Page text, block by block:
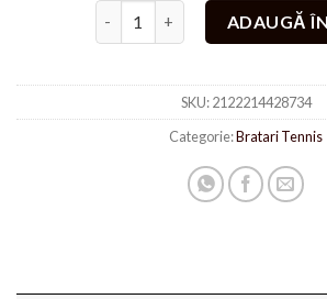
Cantitate Bratara Tennis rosu
ADAUGĂ
SKU:2122214428734
Categorie:Bratari Tennis